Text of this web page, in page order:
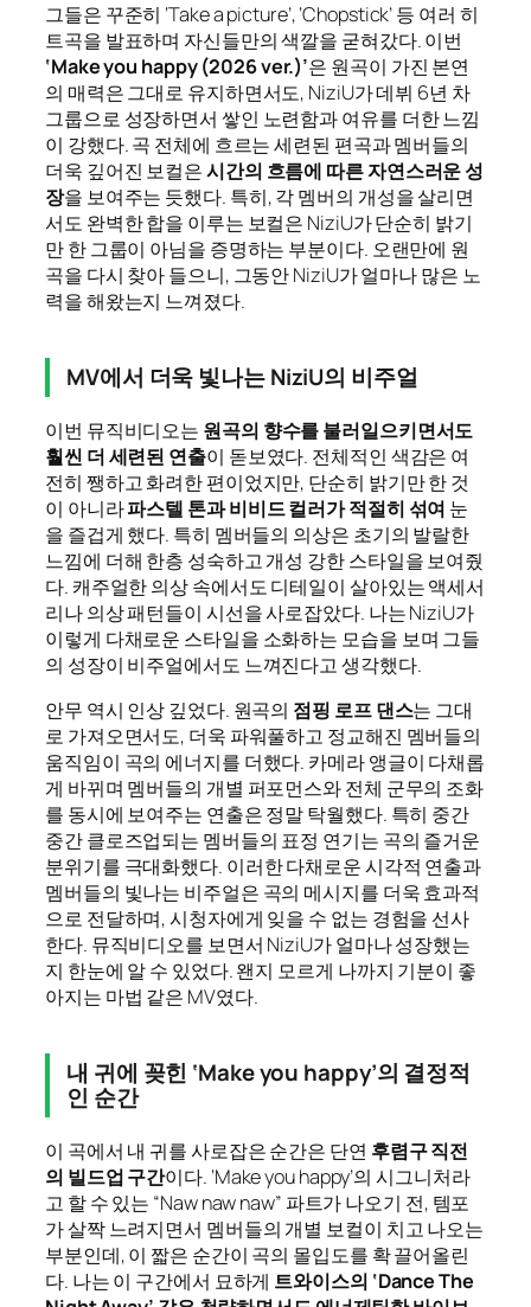
그들은 꾸준히 ‘Take a picture’, ‘Chopstick’ 등 여러 히
트곡을 발표하며 자신들만의 색깔을 굳혀갔다. 이번
‘Make you happy (2026 ver.)’은 원곡이 가진 본연
의 매력은 그대로 유지하면서도, NiziU가 데뷔 6년 차
그룹으로 성장하면서 쌓인 노련함과 여유를 더한 느낌
이 강했다. 곡 전체에 흐르는 세련된 편곡과 멤버들의
더욱 깊어진 보컬은시간의 흐름에 따른 자연스러운 성
장을 보여주는 듯했다. 특히, 각 멤버의 개성을 살리면
서도 완벽한 합을 이루는 보컬은 NiziU가 단순히 밝기
만 한 그룹이 아님을 증명하는 부분이다. 오랜만에 원
곡을 다시 찾아 들으니, 그동안 NiziU가 얼마나 많은 노
력을 해왔는지 느껴졌다.
MV에서 더욱 빛나는 NiziU의 비주얼
이번 뮤직비디오는 원곡의 향수를 불러일으키면서도
훨씬 더 세련된 연출이 돋보였다. 전체적인 색감은 여
전히 쨍하고 화려한 편이었지만, 단순히 밝기만 한 것
이 아니라파스텔 톤과 비비드 컬러가 적절히 섞여 눈
을 즐겁게 했다. 특히 멤버들의 의상은 초기의 발랄한
느낌에 더해 한층 성숙하고 개성 강한 스타일을 보여줬
다. 캐주얼한 의상 속에서도 디테일이 살아있는 액세서
리나 의상 패턴들이 시선을 사로잡았다. 나는 NiziU가
이렇게 다채로운 스타일을 소화하는 모습을 보며 그들
의 성장이 비주얼에서도 느껴진다고 생각했다.
안무 역시 인상 깊었다. 원곡의 점핑 로프 댄스는 그대
로 가져오면서도, 더욱 파워풀하고 정교해진 멤버들의
움직임이 곡의 에너지를 더했다. 카메라 앵글이 다채롭
게 바뀌며 멤버들의 개별 퍼포먼스와 전체 군무의 조화
를 동시에 보여주는 연출은 정말 탁월했다. 특히 중간
중간 클로즈업되는 멤버들의 표정 연기는 곡의 즐거운
분위기를 극대화했다. 이러한 다채로운 시각적 연출과
멤버들의 빛나는 비주얼은 곡의 메시지를 더욱 효과적
으로 전달하며, 시청자에게 잊을 수 없는 경험을 선사
한다. 뮤직비디오를 보면서 NiziU가 얼마나 성장했는
지 한눈에 알 수 있었다. 왠지 모르게 나까지 기분이 좋
아지는 마법 같은 MV였다.
내 귀에 꽂힌 ‘Make you happy’의 결정적
인 순간
이 곡에서 내 귀를 사로잡은 순간은 단연 후렴구 직전
의 빌드업 구간이다. ‘Make you happy’의 시그니처라
고 할 수 있는 “Naw naw naw” 파트가 나오기 전, 템포
가 살짝 느려지면서 멤버들의 개별 보컬이 치고 나오는
부분인데, 이 짧은 순간이 곡의 몰입도를 확 끌어올린
다. 나는 이 구간에서 묘하게 트와이스의 ‘Dance The